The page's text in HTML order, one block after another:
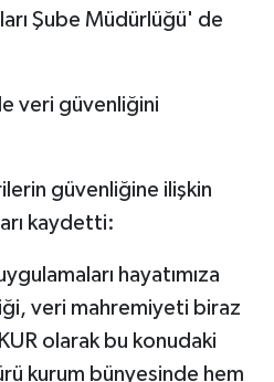
Şube Müdürlüğü' de
veri güvenliğini
güvenliğine ilişkin
kaydetti:
hayatımıza
veri mahremiyeti biraz
olarak bu konudaki
kurum bünyesinde hem